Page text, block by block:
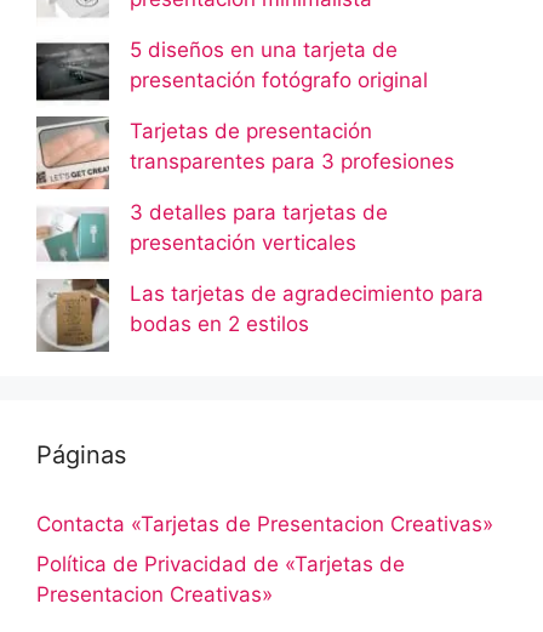
5 diseños en una tarjeta de
presentación fotógrafo original
Tarjetas de presentación
transparentes para 3 profesiones
3 detalles para tarjetas de
presentación verticales
Las tarjetas de agradecimiento para
bodas en 2 estilos
Páginas
Contacta «Tarjetas de Presentacion Creativas»
Política de Privacidad de «Tarjetas de
Presentacion Creativas»